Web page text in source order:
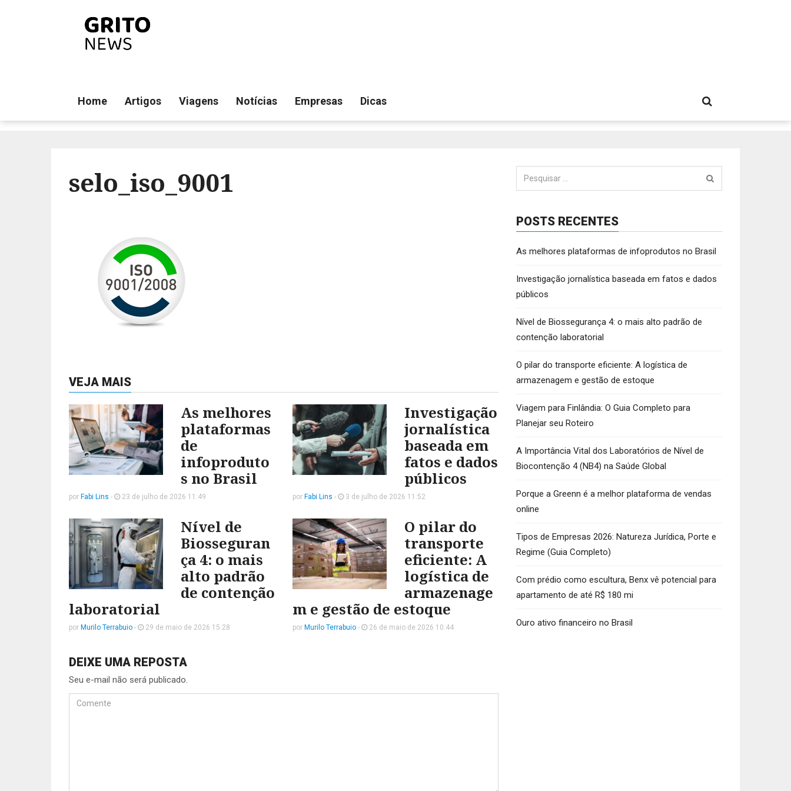
Home Artigos Viagens Notícias Empresas Dicas
selo_iso_9001
VEJA MAIS
As melhores
plataformas
de
infoproduto
s no Brasil
por Fabi Lins - 23 de julho de 2026 11:49
Investigação
jornalística
baseada em
fatos e dados
públicos
por Fabi Lins - 3 de julho de 2026 11:52
Nível de
Biosseguran
ça 4: o mais
alto padrão
de contenção
laboratorial
por Murilo Terrabuio - 29 de maio de 2026 15:28
O pilar do
transporte
eficiente: A
logística de
armazenage
m e gestão de estoque
por Murilo Terrabuio - 26 de maio de 2026 10:44
DEIXE UMA REPOSTA
Seu e-mail não será publicado.
Pesquisar
por:
POSTS RECENTES
As melhores plataformas de infoprodutos no Brasil
Investigação jornalística baseada em fatos e dados
públicos
Nível de Biossegurança 4: o mais alto padrão de
contenção laboratorial
O pilar do transporte eficiente: A logística de
armazenagem e gestão de estoque
Viagem para Finlândia: O Guia Completo para
Planejar seu Roteiro
A Importância Vital dos Laboratórios de Nível de
Biocontenção 4 (NB4) na Saúde Global
Porque a Greenn é a melhor plataforma de vendas
online
Tipos de Empresas 2026: Natureza Jurídica, Porte e
Regime (Guia Completo)
Com prédio como escultura, Benx vê potencial para
apartamento de até R$ 180 mi
Ouro ativo financeiro no Brasil